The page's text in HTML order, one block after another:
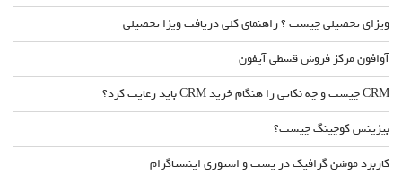
ویزای تحصیلی چیست ؟ راهنمای کلی دریافت ویزا تحصیلی
آوافون مرکز فروش قسطی آیفون
CRM چیست و چه نکاتی را هنگام خرید CRM باید رعایت کرد؟
بیزینس کوچینگ چیست؟
کاربرد موشن گرافیک در پست و استوری اینستاگرام